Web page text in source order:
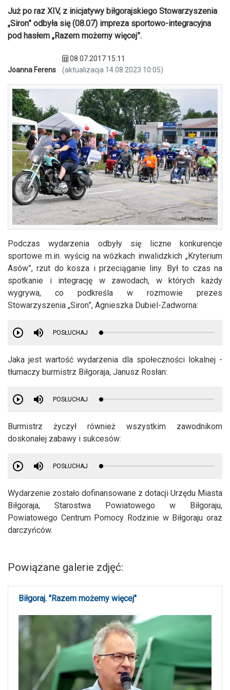
Już po raz XIV, z inicjatywy biłgorajskiego Stowarzyszenia
„Siron” odbyła się (08.07) impreza sportowo-integracyjna
pod hasłem „Razem możemy więcej”.
Joanna Ferens
08.07.2017 15:11
(aktualizacja 14.08.2023 10:05)
Podczas wydarzenia odbyły się liczne konkurencje
sportowe m.in. wyścig na wózkach inwalidzkich „Kryterium
Asów”, rzut do kosza i przeciąganie liny. Był to czas na
spotkanie i integrację w zawodach, w których każdy
wygrywa, co podkreśla w rozmowie prezes
Stowarzyszenia „Siron”, Agnieszka Dubiel-Zadworna:
POSŁUCHAJ
Jaka jest wartość wydarzenia dla społeczności lokalnej -
tłumaczy burmistrz Biłgoraja, Janusz Rosłan:
POSŁUCHAJ
Burmistrz życzył również wszystkim zawodnikom
doskonałej zabawy i sukcesów:
POSŁUCHAJ
Wydarzenie zostało dofinansowane z dotacji Urzędu Miasta
Biłgoraja, Starostwa Powiatowego w Biłgoraju,
Powiatowego Centrum Pomocy Rodzinie w Biłgoraju oraz
darczyńców.
Powiązane galerie zdjęć:
Biłgoraj. "Razem możemy więcej"